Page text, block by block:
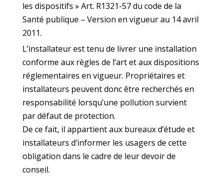
les dispositifs » Art. R1321-57 du code de la
Santé publique – Version en vigueur au 14 avril
2011.
L’installateur est tenu de livrer une installation
conforme aux règles de l’art et aux dispositions
réglementaires en vigueur. Propriétaires et
installateurs peuvent donc être recherchés en
responsabilité lorsqu’une pollution survient
par défaut de protection.
De ce fait, il appartient aux bureaux d’étude et
installateurs d’informer les usagers de cette
obligation dans le cadre de leur devoir de
conseil.